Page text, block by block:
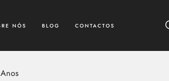
NÓS BLOG CONTACTOS